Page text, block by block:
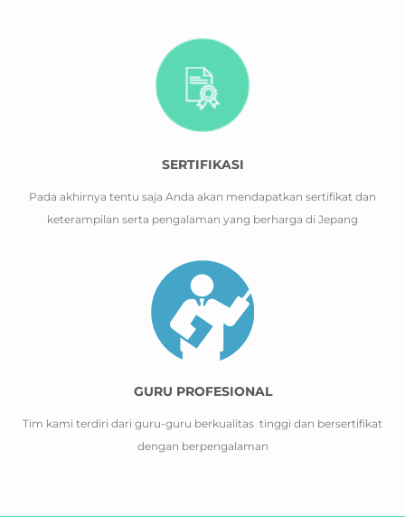
SERTIFIKASI
Pada akhirnya tentu saja Anda akan mendapatkan sertifikat dan
keterampilan serta pengalaman yang berharga di Jepang
GURU PROFESIONAL
Tim kami terdiri dari guru-guru berkualitas tinggi dan bersertifikat
dengan berpengalaman